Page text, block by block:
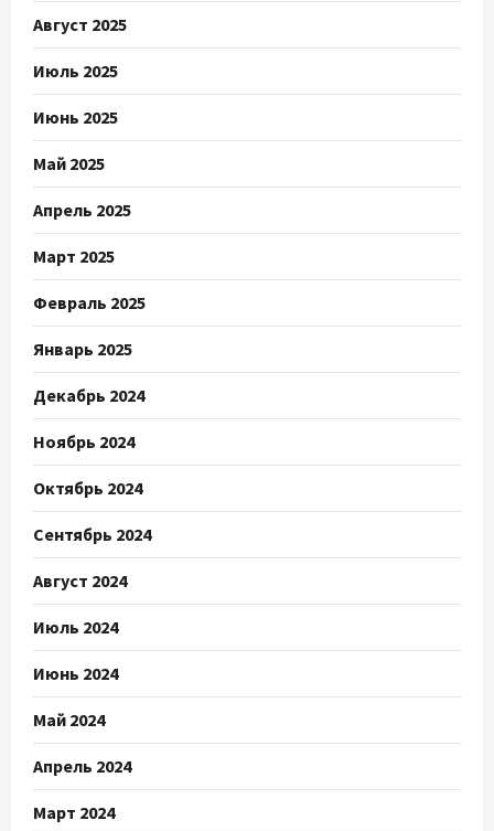
Август 2025
Июль 2025
Июнь 2025
Май 2025
Апрель 2025
Март 2025
Февраль 2025
Январь 2025
Декабрь 2024
Ноябрь 2024
Октябрь 2024
Сентябрь 2024
Август 2024
Июль 2024
Июнь 2024
Май 2024
Апрель 2024
Март 2024